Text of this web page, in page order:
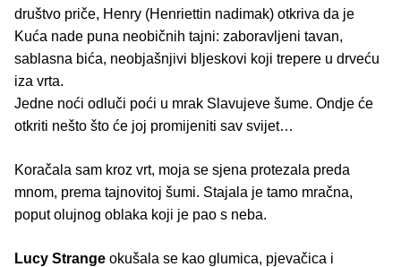
društvo priče, Henry (Henriettin nadimak) otkriva da je
Kuća nade puna neobičnih tajni: zaboravljeni tavan,
sablasna bića, neobjašnjivi bljeskovi koji trepere u drveću
iza vrta.
Jedne noći odluči poći u mrak Slavujeve šume. Ondje će
otkriti nešto što će joj promijeniti sav svijet…
Koračala sam kroz vrt, moja se sjena protezala preda
mnom, prema tajnovitoj šumi. Stajala je tamo mračna,
poput olujnog oblaka koji je pao s neba.
Lucy Strange okušala se kao glumica, pjevačica i